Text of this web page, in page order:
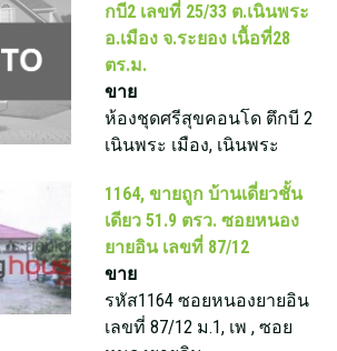
กบี2 เลขที่ 25/33 ต.เนินพระ
อ.เมือง จ.ระยอง เนื้อที่28
ตร.ม.
ขาย
ห้องชุดศรีสุขคอนโด ตึกบี 2
เนินพระ เมือง, เนินพระ
1164, ขายถูก บ้านเดี่ยวชั้น
เดียว 51.9 ตรว. ซอยหนอง
ยายอิน เลขที่ 87/12
ขาย
รหัส1164 ซอยหนองยายอิน
เลขที่ 87/12 ม.1, เพ , ซอย